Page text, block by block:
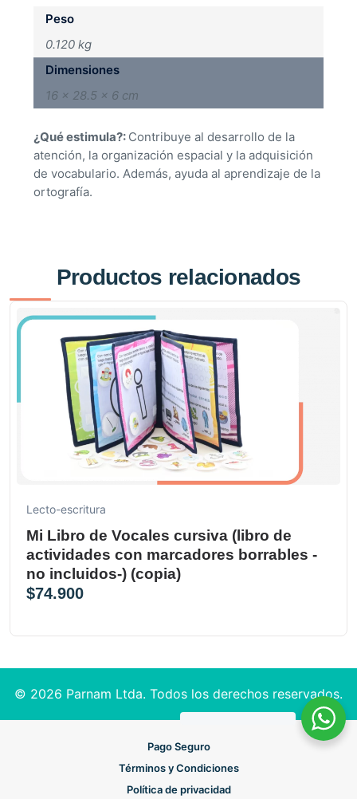
Peso
0.120 kg
Dimensiones
16 × 28.5 × 6 cm
¿Qué estimula?: Contribuye al desarrollo de la
atención, la organización espacial y la adquisición
de vocabulario. Además, ayuda al aprendizaje de la
ortografía.
Productos relacionados
Lecto-escritura
Mi Libro de Vocales cursiva (libro de
actividades con marcadores borrables -
no incluidos-) (copia)
$74.900
© 2026 Parnam Ltda. Todos los derechos reservados.
Pago Seguro
Términos y Condiciones
Política de privacidad